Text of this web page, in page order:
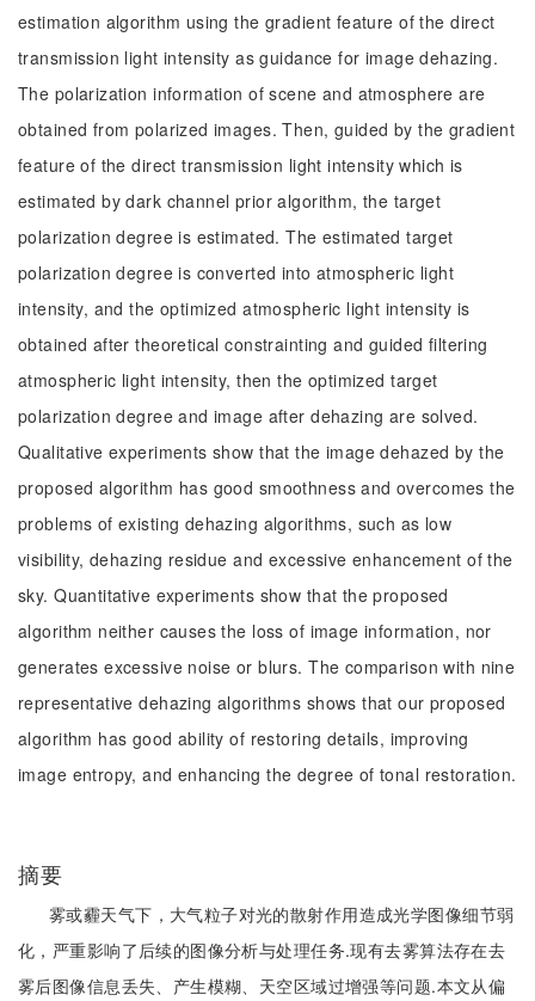
estimation algorithm using the gradient feature of the direct
transmission light intensity as guidance for image dehazing.
The polarization information of scene and atmosphere are
obtained from polarized images. Then, guided by the gradient
feature of the direct transmission light intensity which is
estimated by dark channel prior algorithm, the target
polarization degree is estimated. The estimated target
polarization degree is converted into atmospheric light
intensity, and the optimized atmospheric light intensity is
obtained after theoretical constrainting and guided filtering
atmospheric light intensity, then the optimized target
polarization degree and image after dehazing are solved.
Qualitative experiments show that the image dehazed by the
proposed algorithm has good smoothness and overcomes the
problems of existing dehazing algorithms, such as low
visibility, dehazing residue and excessive enhancement of the
sky. Quantitative experiments show that the proposed
algorithm neither causes the loss of image information, nor
generates excessive noise or blurs. The comparison with nine
representative dehazing algorithms shows that our proposed
algorithm has good ability of restoring details, improving
image entropy, and enhancing the degree of tonal restoration.
摘要
雾或霾天气下，大气粒子对光的散射作用造成光学图像细节弱
化，严重影响了后续的图像分析与处理任务.现有去雾算法存在去
雾后图像信息丢失、产生模糊、天空区域过增强等问题.本文从偏